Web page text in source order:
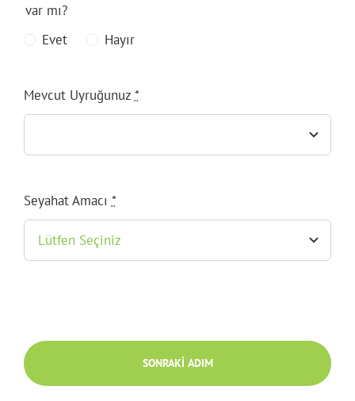
var mı?
Evet
Hayır
Mevcut Uyruğunuz *
Seyahat Amacı *
SONRAKI ADIM